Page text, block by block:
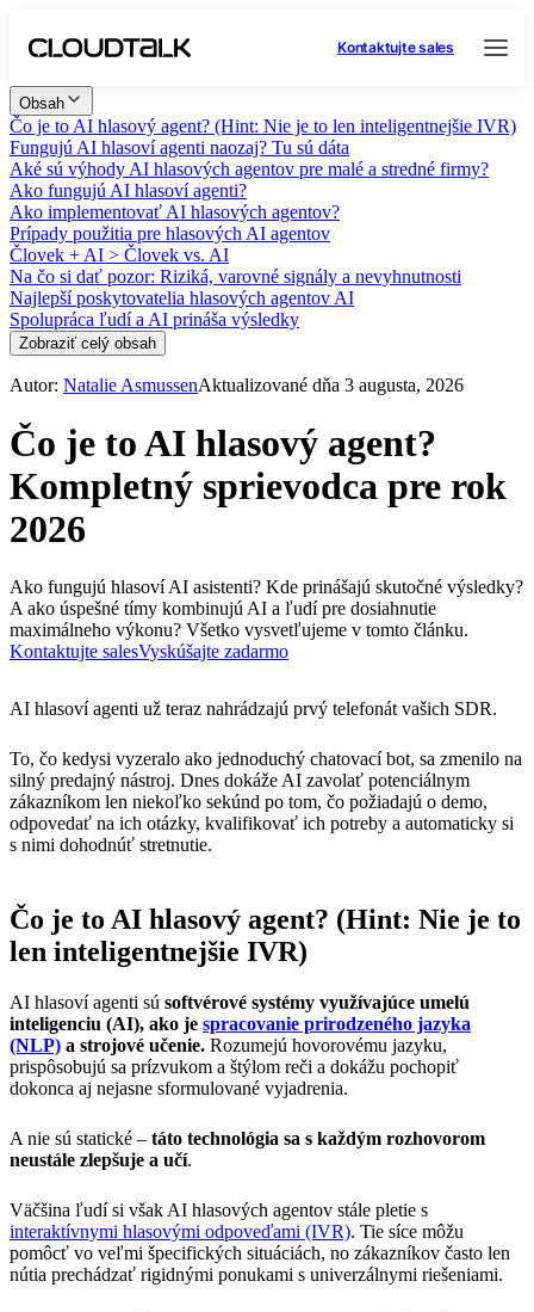
Kontaktujte sales
Obsah
Čo je to AI hlasový agent? (Hint: Nie je to len inteligentnejšie IVR)
Fungujú AI hlasoví agenti naozaj? Tu sú dáta
Aké sú výhody AI hlasových agentov pre malé a stredné firmy?
Ako fungujú AI hlasoví agenti?
Ako implementovať AI hlasových agentov?
Prípady použitia pre hlasových AI agentov
Človek + AI > Človek vs. AI
Na čo si dať pozor: Riziká, varovné signály a nevyhnutnosti
Najlepší poskytovatelia hlasových agentov AI
Spolupráca ľudí a AI prináša výsledky
Zobraziť celý obsah
Autor: Natalie AsmussenAktualizované dňa 3 augusta, 2026
Čo je to AI hlasový agent?
Kompletný sprievodca pre rok
2026
Ako fungujú hlasoví AI asistenti? Kde prinášajú skutočné výsledky?
A ako úspešné tímy kombinujú AI a ľudí pre dosiahnutie
maximálneho výkonu? Všetko vysvetľujeme v tomto článku.
Kontaktujte salesVyskúšajte zadarmo
AI hlasoví agenti už teraz nahrádzajú prvý telefonát vašich SDR.
To, čo kedysi vyzeralo ako jednoduchý chatovací bot, sa zmenilo na
silný predajný nástroj. Dnes dokáže AI zavolať potenciálnym
zákazníkom len niekoľko sekúnd po tom, čo požiadajú o demo,
odpovedať na ich otázky, kvalifikovať ich potreby a automaticky si
s nimi dohodnúť stretnutie.
Čo je to AI hlasový agent? (Hint: Nie je to
len inteligentnejšie IVR)
AI hlasoví agenti sú softvérové systémy využívajúce umelú
inteligenciu (AI), ako je spracovanie prirodzeného jazyka
(NLP) a strojové učenie. Rozumejú hovorovému jazyku,
prispôsobujú sa prízvukom a štýlom reči a dokážu pochopiť
dokonca aj nejasne sformulované vyjadrenia.
A nie sú statické – táto technológia sa s každým rozhovorom
neustále zlepšuje a učí.
Väčšina ľudí si však AI hlasových agentov stále pletie s
interaktívnymi hlasovými odpoveďami (IVR). Tie síce môžu
pomôcť vo veľmi špecifických situáciách, no zákazníkov často len
nútia prechádzať rigidnými ponukami s univerzálnymi riešeniami.